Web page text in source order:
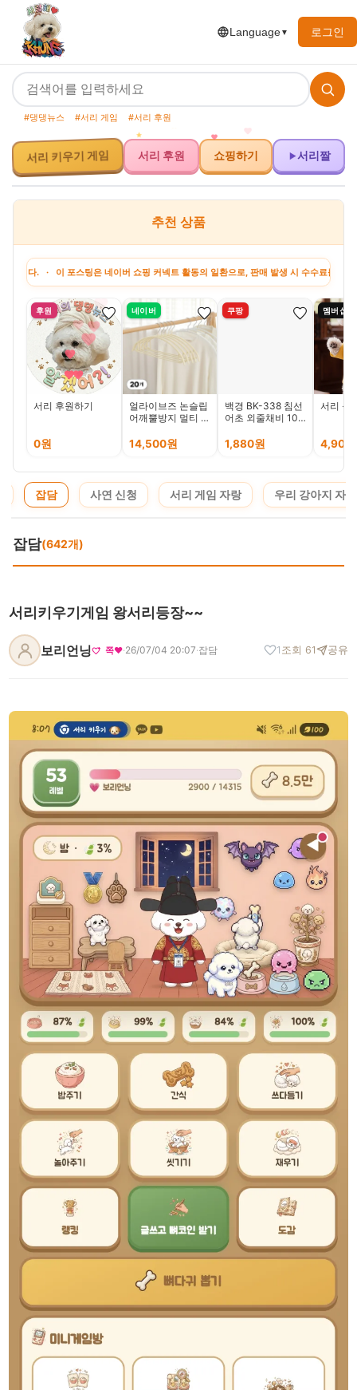
Language▼ 로그인
#댕댕뉴스 #서리 게임 #서리 후원
서리 키우기 게임 서리 후원 쇼핑하기 서리짤
추천 상품
이 포스팅은 네이버 쇼핑 커넥트 활동의 일환으로, 판매 발생 시 수수료를 제공받
후원
서리 후원하기
0원
네이버
얼라이브즈 논슬립
어깨뿔방지 멀티 코
걸이- 베이지, 20개
14,500원
쿠팡
백경 BK-338 침선
어초 외줄채비 10
락 우럭
1,880원
멤버십
서리 응
4,900
잡담 사연 신청 서리 게임 자랑 우리 강아지 자랑
잡담(642개)
서리키우기게임 왕서리등장~~
보리언닝 쪽❤️·26/07/04 20:07·잡담 1 조회 61 공유